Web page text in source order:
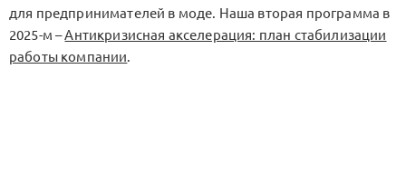
для предпринимателей в моде. Наша вторая программа в
2025-м –Антикризисная акселерация: план стабилизации
работы компании.